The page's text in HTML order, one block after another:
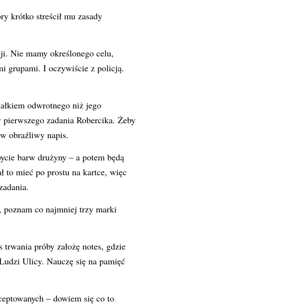
krótko streścił mu zasady
Nie mamy określonego celu,
grupami. I oczywiście z policją.
odwrotnego niż jego
zadania Robercika. Żeby
obraźliwy napis.
barw drużyny – a potem będą
to mieć po prostu na kartce, więc
co najmniej trzy marki
próby założę notes, gdzie
Ulicy. Nauczę się na pamięć
– dowiem się co to